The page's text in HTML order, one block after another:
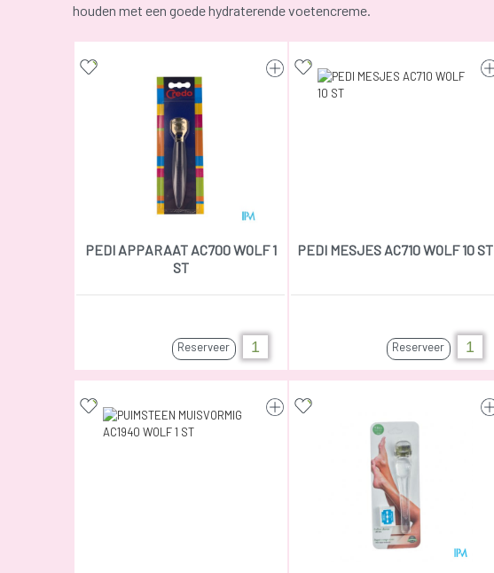
houden met een goede hydraterende voetencreme.
PEDI APPARAAT AC700 WOLF 1
ST
Reserveer
PEDI MESJES AC710 WOLF 10 ST
Reserveer